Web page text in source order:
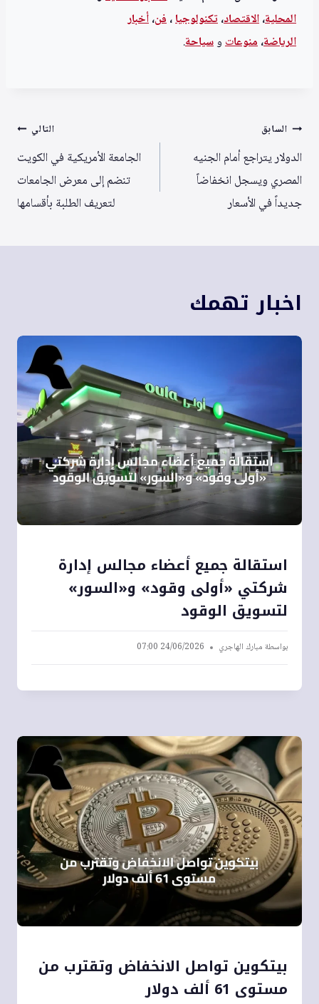
المحلية،الاقتصاد،تكنولوجيا،فن،أخبار
الرياضة،منوعاتوسياحة.
تصفّح
المقالات
السابق
الدولار يتراجع أمام الجنيه
المصري ويسجل انخفاضاً
جديداً في الأسعار
التالي
الجامعة الأمريكية في الكويت
تنضم إلى معرض الجامعات
لتعريف الطلبة بأقسامها
اخبار تهمك
استقالة جميع أعضاء مجالس إدارة
شركتي «أولى وقود» و«السور»
لتسويق الوقود
بواسطةمبارك الهاجري 24/06/2026 07:00
بيتكوين تواصل الانخفاض وتقترب من
مستوى 61 ألف دولار